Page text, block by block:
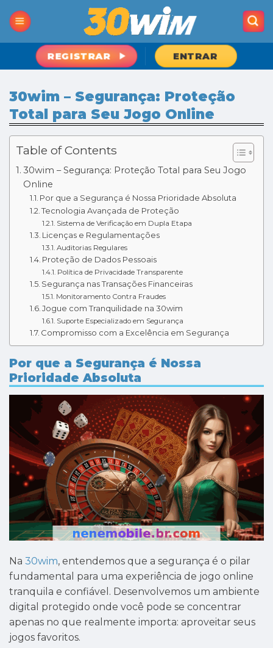
Skip
to
REGISTRAR ENTRAR
30wim – Segurança: Proteção
Total para Seu Jogo Online
Table of Contents
30wim – Segurança: Proteção Total para Seu Jogo
Online
Por que a Segurança é Nossa Prioridade Absoluta
Tecnologia Avançada de Proteção
Sistema de Verificação em Dupla Etapa
Licenças e Regulamentações
Auditorias Regulares
Proteção de Dados Pessoais
Política de Privacidade Transparente
Segurança nas Transações Financeiras
Monitoramento Contra Fraudes
Jogue com Tranquilidade na 30wim
Suporte Especializado em Segurança
Compromisso com a Excelência em Segurança
Por que a Segurança é Nossa
Prioridade Absoluta
Na 30wim, entendemos que a segurança é o pilar
fundamental para uma experiência de jogo online
tranquila e confiável. Desenvolvemos um ambiente
digital protegido onde você pode se concentrar
apenas no que realmente importa: aproveitar seus
jogos favoritos.